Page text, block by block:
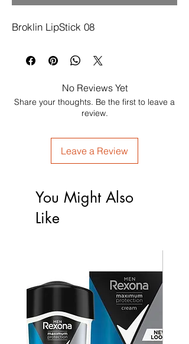
Broklin LipStick 08
No Reviews Yet
Share your thoughts. Be the first to leave a
review.
Leave a Review
You Might Also
Like